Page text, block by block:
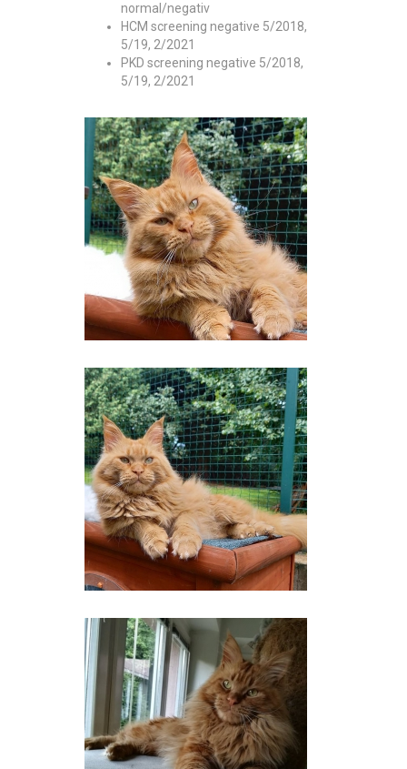
normal/negativ
HCM screening negative 5/2018,
5/19, 2/2021
PKD screening negative 5/2018,
5/19, 2/2021